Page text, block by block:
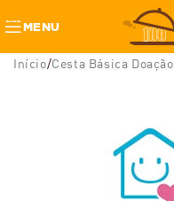
Skip to navigation
Skip to main content
MENU
Início/Cesta Básica Doação